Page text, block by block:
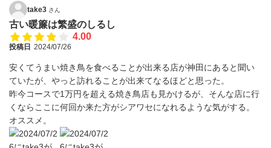
take3 さん
古い暖簾は繁盛のしるし
4.00
投稿日 2024/07/26
安くてうまい焼き鳥を食べることが出来る店が神田にあると聞い
ていたが、やっと訪れることが出来てなるほどと思った。
昨今コースで1万円を超える焼き鳥店も見かけるが、そんな店に行
くならここに何回か来た方がシアワセになれるような気がする。
オススメ。